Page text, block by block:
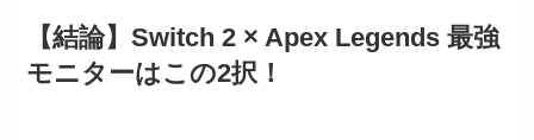
【結論】Switch 2 × Apex Legends 最強
モニターはこの2択！